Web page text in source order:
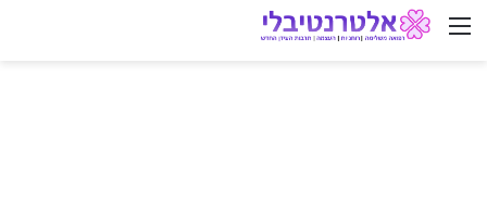
ניווט באתר